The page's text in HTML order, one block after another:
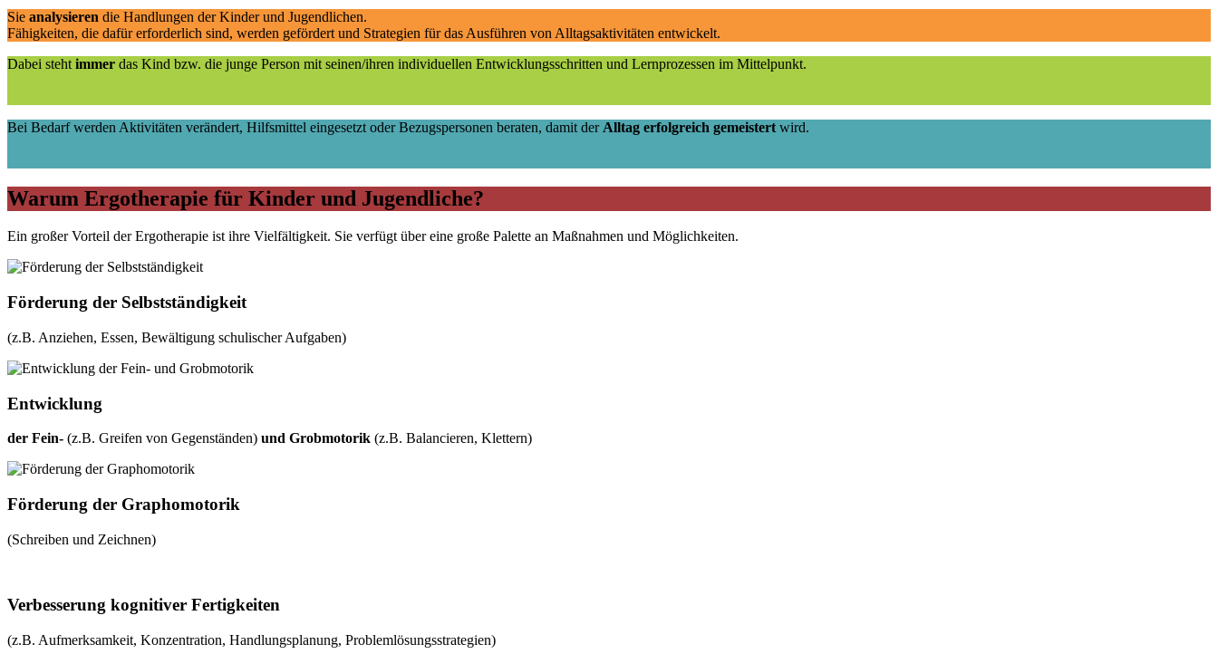
Sie analysieren die Handlungen der Kinder und Jugendlichen.
Fähigkeiten, die dafür erforderlich sind, werden gefördert und Strategien für das Ausführen von Alltagsaktivitäten entwickelt.
Dabei steht immer das Kind bzw. die junge Person mit seinen/ihren individuellen Entwicklungsschritten und Lernprozessen im Mittelpunkt.
Bei Bedarf werden Aktivitäten verändert, Hilfsmittel eingesetzt oder Bezugspersonen beraten, damit der Alltag erfolgreich gemeistert wird.
Warum Ergotherapie für Kinder und Jugendliche?
Ein großer Vorteil der Ergotherapie ist ihre Vielfältigkeit. Sie verfügt über eine große Palette an Maßnahmen und Möglichkeiten.
Förderung der Selbstständigkeit
(z.B. Anziehen, Essen, Bewältigung schulischer Aufgaben)
Entwicklung
der Fein- (z.B. Greifen von Gegenständen) und Grobmotorik (z.B. Balancieren, Klettern)
Förderung der Graphomotorik
(Schreiben und Zeichnen)
Verbesserung kognitiver Fertigkeiten
(z.B. Aufmerksamkeit, Konzentration, Handlungsplanung, Problemlösungsstrategien)